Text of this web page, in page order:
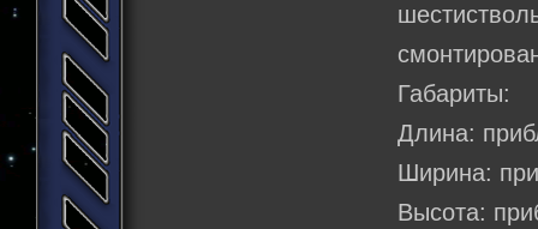
Габариты:
Длина:
Ширина:
Высота: